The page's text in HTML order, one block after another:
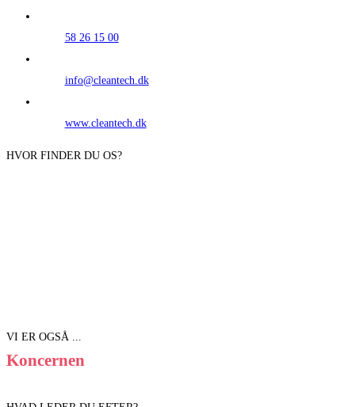
58 26 15 00
info@cleantech.dk
www.cleantech.dk
HVOR FINDER DU OS?
VI ER OGSÅ ...
Koncernen